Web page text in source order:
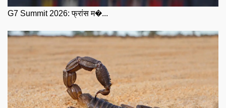
G7 Summit 2026: फ्रांस म�...